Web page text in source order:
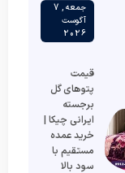
جمعه , 7
آگوست
2026
قیمت
پتوهای گل
برجسته
ایرانی چیکا |
خرید عمده
مستقیم با
سود بالا